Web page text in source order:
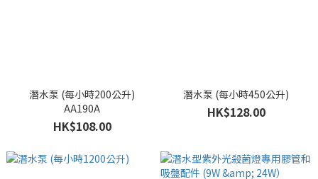
潛水泵 (每小時200公升)
AA190A
HK$108.00
潛水泵 (每小時450公升)
HK$128.00